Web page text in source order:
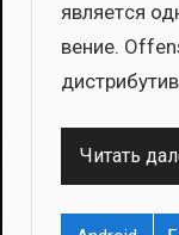
явля­ет­ся
ве­ние.
Читать